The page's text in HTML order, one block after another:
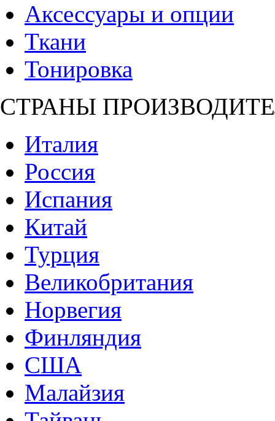
Аксессуары и опции
Ткани
Тонировка
СТРАНЫ
Италия
Россия
Испания
Китай
Турция
Великобритания
Норвегия
Финляндия
США
Малайзия